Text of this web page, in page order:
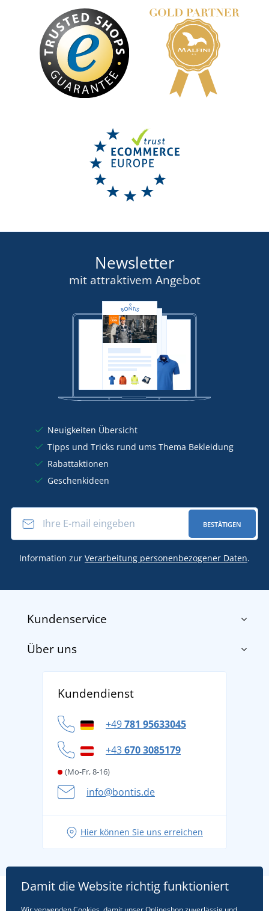
Newsletter
mit attraktivem Angebot
Neuigkeiten Übersicht
Tipps und Tricks rund ums Thema Bekleidung
Rabattaktionen
Geschenkideen
BESTÄTIGEN
Information zur Verarbeitung personenbezogener Daten.
Kundenservice
Impressum
Datenschutz
Cookie-Richtlinie
Über uns
Für Unternehmen und Organisationen
Kundendienst
+49781 95633045
+43670 3085179
(Mo-Fr, 8-16)
info@bontis.de
Hier können Sie uns erreichen
Damit die Website richtig funktioniert